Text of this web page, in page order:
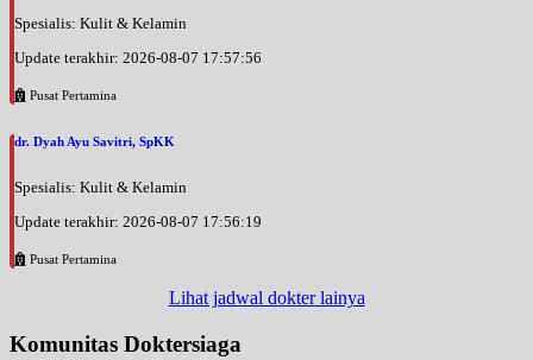
Spesialis: Kulit & Kelamin
Update terakhir: 2026-08-07 17:57:56
Pusat Pertamina
dr. Dyah Ayu Savitri, SpKK
Spesialis: Kulit & Kelamin
Update terakhir: 2026-08-07 17:56:19
Pusat Pertamina
Lihat jadwal dokter lainya
Komunitas Doktersiaga